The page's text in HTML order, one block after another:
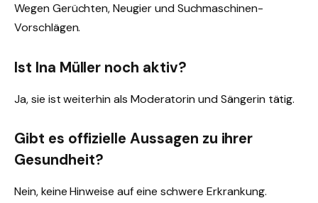
Wegen Gerüchten, Neugier und Suchmaschinen-
Vorschlägen.
Ist Ina Müller noch aktiv?
Ja, sie ist weiterhin als Moderatorin und Sängerin tätig.
Gibt es offizielle Aussagen zu ihrer
Gesundheit?
Nein, keine Hinweise auf eine schwere Erkrankung.